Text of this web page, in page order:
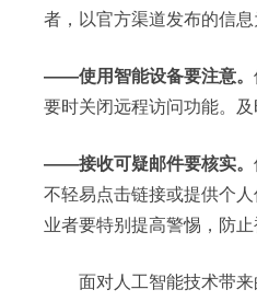
者，以官方渠道发布的信息
——使用智能设备要注意。
要时关闭远程访问功能。
——接收可疑邮件要核实。
不轻易点击链接或提供个
业者要特别提高警惕，防止
面对人工智能技术带来